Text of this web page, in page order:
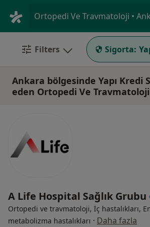
Filters Sigorta:
Ankara bölgesinde Yapı Kredi
eden Ortopedi Ve
A Life Hospital Sağlık Grubu
Ortopedi ve travmatoloji, İç hastalıkları,
metabolizma hastalıkları · Daha fazla